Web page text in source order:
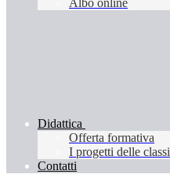
Albo online
Didattica
Offerta formativa
I progetti delle classi
Contatti